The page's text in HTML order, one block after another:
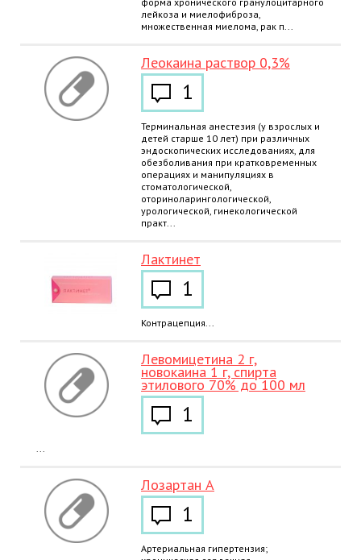
лейкоза и миелофиброза,
множественная миелома, рак п...
Леокаина раствор 0,3%
1
Терминальная анестезия (у взрослых и
детей старше 10 лет) при различных
эндоскопических исследованиях, для
обезболивания при кратковременных
операциях и манипуляциях в
стоматологической,
оториноларингологической,
урологической, гинекологической
практ...
Лактинет
1
Контрацепция...
Левомицетина 2 г,
новокаина 1 г, спирта
этилового 70% до 100 мл
1
...
Лозартан А
1
Артериальная гипертензия;